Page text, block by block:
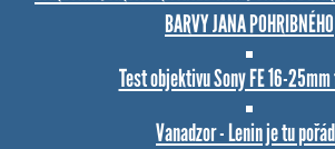
BARVY JANA POHRIBNÉHO
Test objektivu Sony FE 16-
Vanadzor - Lenin je tu